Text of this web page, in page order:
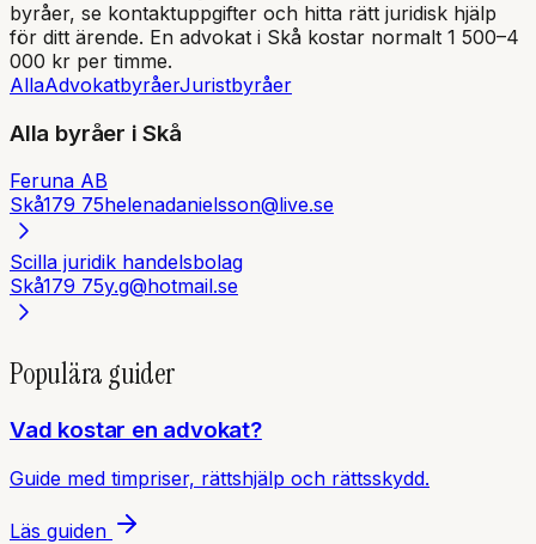
byråer, se kontaktuppgifter och hitta rätt juridisk hjälp
för ditt ärende. En advokat i Skå kostar normalt 1 500–4
000 kr per timme.
AllaAdvokatbyråerJuristbyråer
Alla byråer iSkå
Feruna AB
Skå179 75helenadanielsson@live.se
Scilla juridik handelsbolag
Skå179 75y.g@hotmail.se
Populära guider
Vad kostar en advokat?
Guide med timpriser, rättshjälp och rättsskydd.
Läs guiden